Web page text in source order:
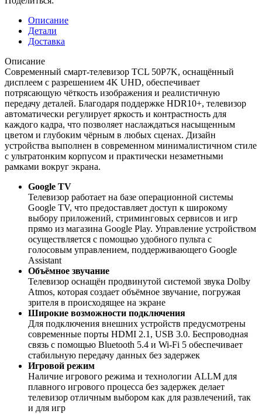
Описание
Детали
Доставка
Описание
Современный смарт-телевизор TCL 50P7K, оснащённый
дисплеем с разрешением 4K UHD, обеспечивает
потрясающую чёткость изображения и реалистичную
передачу деталей. Благодаря поддержке HDR10+, телевизор
автоматически регулирует яркость и контрастность для
каждого кадра, что позволяет наслаждаться насыщенным
цветом и глубоким чёрным в любых сценах. Дизайн
устройства выполнен в современном минималистичном стиле
с ультратонким корпусом и практически незаметными
рамками вокруг экрана.
Google TV
Телевизор работает на базе операционной системы
Google TV, что предоставляет доступ к широкому
выбору приложений, стриминговых сервисов и игр
прямо из магазина Google Play. Управление устройством
осуществляется с помощью удобного пульта с
голосовым управлением, поддерживающего Google
Assistant
Объёмное звучание
Телевизор оснащён продвинутой системой звука Dolby
Atmos, которая создает объёмное звучание, погружая
зрителя в происходящее на экране
Широкие возможности подключения
Для подключения внешних устройств предусмотрены
современные порты HDMI 2.1, USB 3.0. Беспроводная
связь с помощью Bluetooth 5.4 и Wi-Fi 5 обеспечивает
стабильную передачу данных без задержек
Игровой режим
Наличие игрового режима и технологии ALLM для
плавного игрового процесса без задержек делает
телевизор отличным выбором как для развлечений, так
и для игр